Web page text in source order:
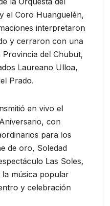
el Coro Huanguelén,
interpretaron
y cerraron con una
del Chubut,
Laureano Ulloa,
Prado.
en vivo el
con
para los
de oro, Soledad
Las Soles,
música popular
y celebración